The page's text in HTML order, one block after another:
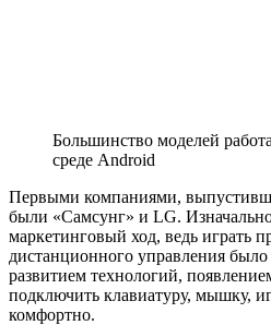
Большинство моделей
среде Android
Первыми компаниями,
были «Самсунг» и LG.
маркетинговый ход, ведь играть
дистанционного управления
развитием технологий,
подключить клавиатуру, мышку,
комфортно.